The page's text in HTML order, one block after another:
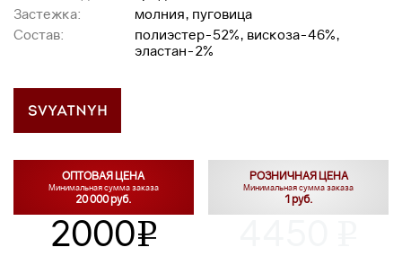
Застежка:
молния, пуговица
Состав:
полиэстер-52%, вискоза-46%,
эластан-2%
ОПТОВАЯ ЦЕНА
Минимальная сумма заказа
20 000 руб.
2000v
РОЗНИЧНАЯ ЦЕНА
Минимальная сумма заказа
1 руб.